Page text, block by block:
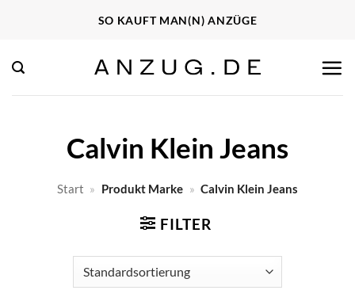
springen
SO KAUFT MAN(N) ANZÜGE
Calvin Klein Jeans
Start » Produkt Marke » Calvin Klein Jeans
FILTER